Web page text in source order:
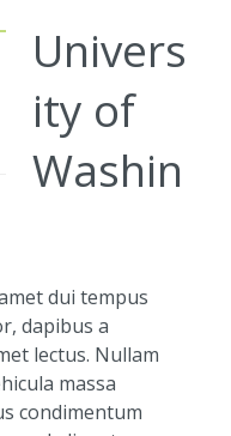
Univers
ity of
Washin
dui tempus
dapibus a
lectus. Nullam
massa
condimentum